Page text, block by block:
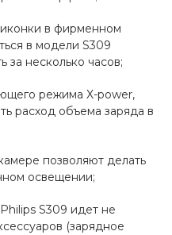
в фирменном
в модели S309
за несколько часов;
режима X-power,
расход объема заряда в
позволяют делать
освещении;
S309 идет не
(зарядное